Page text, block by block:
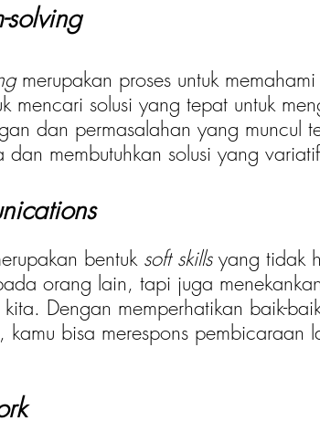
solving
merupakan proses untuk
mencari solusi yang tepat untuk
dan permasalahan yang muncul
dan membutuhkan solusi yang
bentuk soft skills yang tidak
orang lain, tapi juga
Dengan memperhatikan baik-
bisa merespons pembicaraan